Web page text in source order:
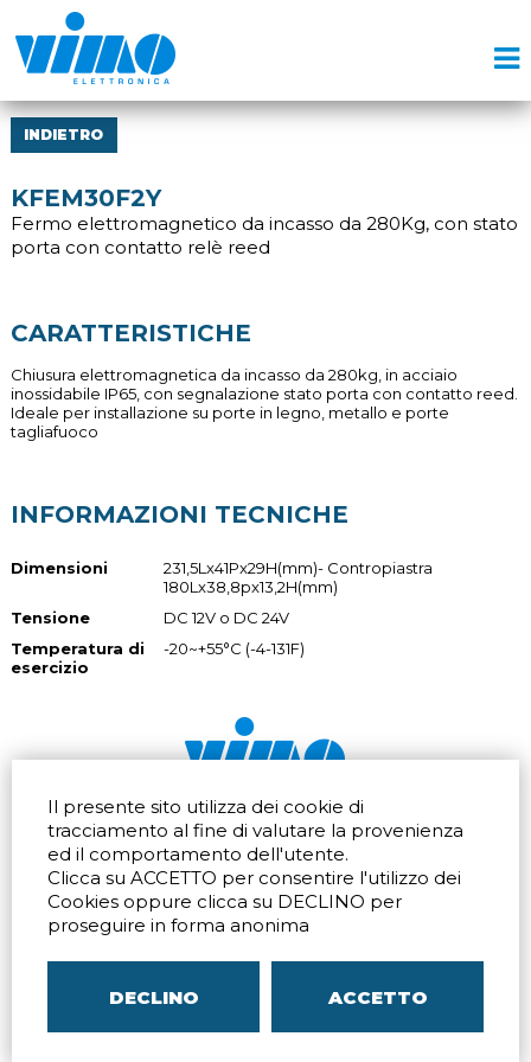
Il presente sito utilizza dei cookie di
tracciamento al fine di valutare la provenienza
ed il comportamento dell'utente.
Clicca su ACCETTO per consentire l'utilizzo dei
Cookies oppure clicca su DECLINO per
proseguire in forma anonima
DECLINO ACCETTO
INDIETRO
KFEM30F2Y
Fermo elettromagnetico da incasso da 280Kg, con stato
porta con contatto relè reed
CARATTERISTICHE
Chiusura elettromagnetica da incasso da 280kg, in acciaio
inossidabile IP65, con segnalazione stato porta con contatto reed.
Ideale per installazione su porte in legno, metallo e porte
tagliafuoco
INFORMAZIONI TECNICHE
Dimensioni
231,5Lx41Px29H(mm)- Contropiastra
180Lx38,8px13,2H(mm)
Tensione
DC 12V o DC 24V
Temperatura di
esercizio
-20~+55°C (-4-131F)
Via dell'artigianato 32Q
20865 Usmate Velate (MB)
Indicazioni Stradali
Tel. +39 039 672520
Fax +39 039 672568
Email
Via Pontina 583
Roma (RM) 00128
Tel.+39 06 80079273
Indicazioni Stradali
Via San Crispino 64
Padova (PD) 35129
P.IVA00804240968 05096770150– C.C.I.A.A. di